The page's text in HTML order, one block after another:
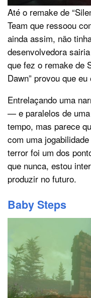
Até o remake de
Team que ressoou
ainda assim, não
desenvolvedora
que fez o remake de
Dawn” provou que
Entrelaçando uma
— e paralelos de
tempo, mas parece
com uma
terror foi um dos
que nunca, estou
produzir no futuro.
Baby Steps